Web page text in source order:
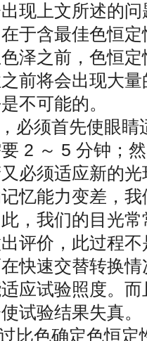
现上文所述的
于含最佳色恒
泽之前，色恒
前将会出现大
不可能的。
必须首先使眼睛
2 ～ 5 分钟；
必须适应新的
忆能力变差，
，我们的目光
评价，此过程
快速交替转换
应试验照度。
试验结果失真。
比色确定色恒定